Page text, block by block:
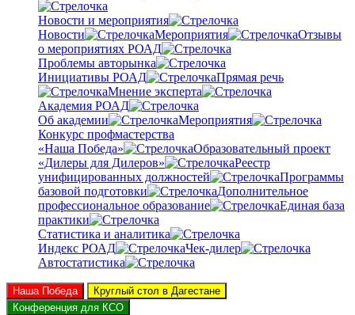
Новости и мероприятия
Новости
Мероприятия
Отзывы
о мероприятиях РОАД
Проблемы авторынка
Инициативы РОАД
Прямая речь
Мнение эксперта
Академия РОАД
Об академии
Мероприятия
Конкурс профмастерства
«Наша Победа»
Образовательный проект
«Дилеры для Дилеров»
Реестр
унифицированных должностей
Программы
базовой подготовки
Дополнительное
профессиональное образование
Единая база
практики
Статистика и аналитика
Индекс РОАД
Чек-дилер
Автостатистика
Наша Победа
Круглый стол в Дагестане
Конференция для КСО